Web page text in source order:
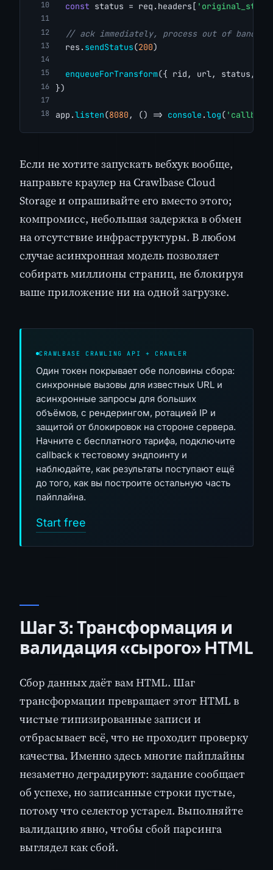
const status = req.headers[
// ack immediately, process out of band
  res.
sendStatus(200)
enqueueForTransform({ rid, url, status,
})
app.listen(8080 , () => console .log(
Если не хотите запускать вебхук вообще,
направьте краулер на Crawlbase Cloud
Storage и опрашивайте его вместо этого;
компромисс, небольшая задержка в обмен
на отсутствие инфраструктуры. В любом
случае асинхронная модель позволяет
собирать миллионы страниц, не блокируя
ваше приложение ни на одной загрузке.
CRAWLBASE CRAWLING API + CRAWLER
Один токен покрывает обе половины сбора:
синхронные вызовы для известных URL и
асинхронные запросы для больших
объёмов, с рендерингом, ротацией IP и
защитой от блокировок на стороне сервера.
Начните с бесплатного тарифа, подключите
callback к тестовому эндпоинту и
наблюдайте, как результаты поступают ещё
до того, как вы построите остальную часть
пайплайна.
Start free
Шаг 3: Трансформация и
валидация «сырого» HTML
Сбор данных даёт вам HTML. Шаг
трансформации превращает этот HTML в
чистые типизированные записи и
отбрасывает всё, что не проходит проверку
качества. Именно здесь многие пайплайны
незаметно деградируют: задание сообщает
об успехе, но записанные строки пустые,
потому что селектор устарел. Выполняйте
валидацию явно, чтобы сбой парсинга
выглядел как сбой.